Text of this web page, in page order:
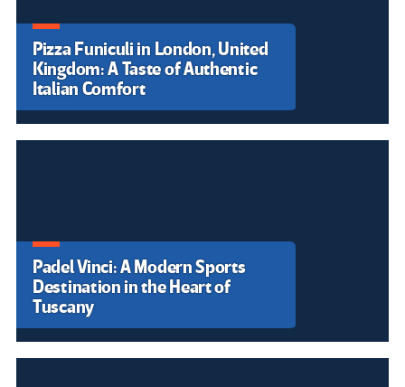
Pizza Funiculi in London, United
Kingdom: A Taste of Authentic
Italian Comfort
Padel Vinci: A Modern Sports
Destination in the Heart of
Tuscany